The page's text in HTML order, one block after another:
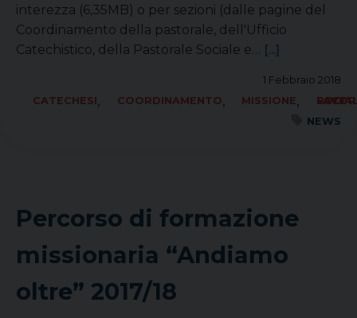
interezza (6,35MB) o per sezioni (dalle pagine del
Coordinamento della pastorale, dell'Ufficio
Catechistico, della Pastorale Sociale e… [...]
1 Febbraio 2018
CATECHESI, COORDINAMENTO, MISSIONE,
SOCIALE LAVORO PACE
NEWS
Percorso di formazione
missionaria “Andiamo
oltre” 2017/18